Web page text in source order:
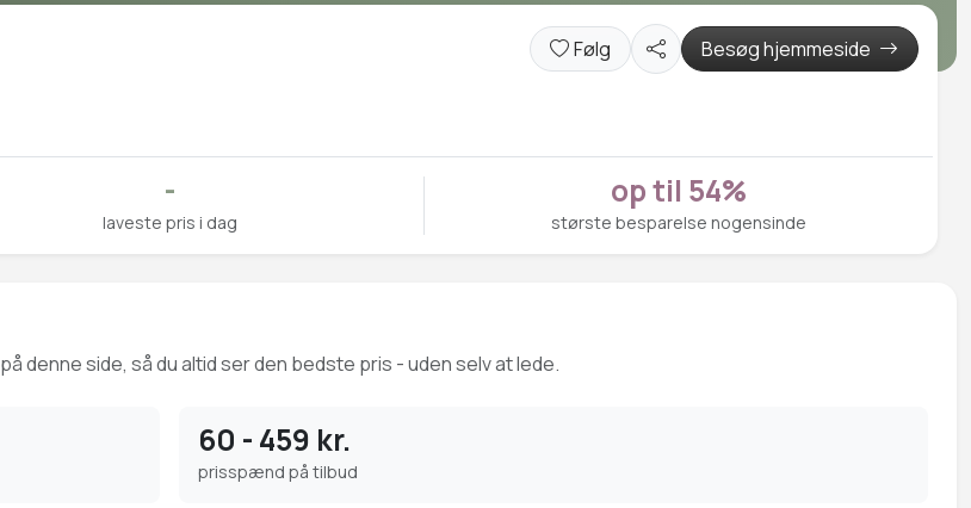
Følg Besøg hjemmeside
-
laveste pris i dag
op til 54%
største besparelse nogensinde
på denne side, så du altid ser den bedste pris - uden selv at lede.
60 - 459 kr.
prisspænd på tilbud